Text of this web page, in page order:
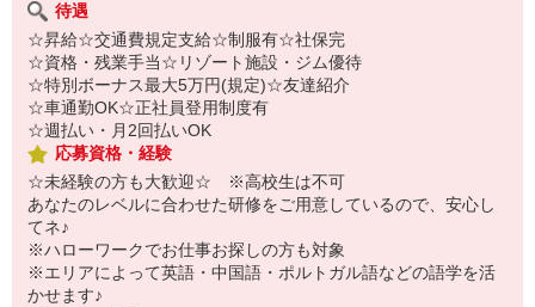
待遇
☆昇給☆交通費規定支給☆制服有☆社保完
☆資格・残業手当☆リゾート施設・ジム優待
☆特別ボーナス最大5万円(規定)☆友達紹介
☆車通勤OK☆正社員登用制度有
☆週払い・月2回払いOK
応募資格・経験
☆未経験の方も大歓迎☆ ※高校生は不可
あなたのレベルに合わせた研修をご用意しているので、安心し
てネ♪
※ハローワークでお仕事お探しの方も対象
※エリアによって英語・中国語・ポルトガル語などの語学を活
かせます♪